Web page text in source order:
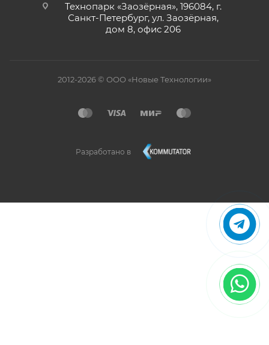
Технопарк «Заозёрная», 196084, г.
Санкт-Петербург, ул. Заозёрная,
дом 8, офис 206
2012-2026 © ООО «Новые Технологии»
Разработано в